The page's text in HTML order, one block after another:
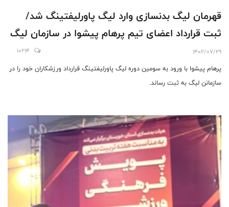
قهرمان لیگ بدنسازی وارد لیگ پاورلیفتینگ شد/
ثبت قرارداد اعضای تیم پرهام پیشوا در سازمان لیگ
1402/07/29
10214
پرهام پیشوا با ورود به سومین دوره لیگ پاورلیفتینگ قرارداد ورزشکاران خود را در
سازمانن لیگ به ثبت رساند.